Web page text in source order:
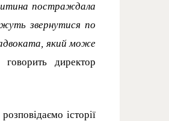
постраждала
звернутися по
який може
директор
історії